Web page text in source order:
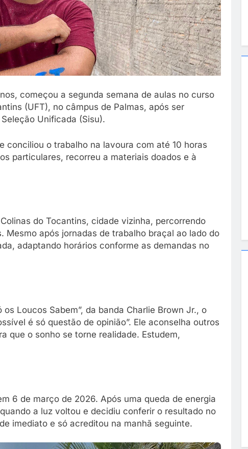
começou a segunda semana de aulas no curso
(UFT), no câmpus de Palmas, após ser
Unificada (Sisu).
conciliou o trabalho na lavoura com até 10 horas
particulares, recorreu a materiais doados e à
do Tocantins, cidade vizinha, percorrendo
após jornadas de trabalho braçal ao lado do
adaptando horários conforme as demandas no
Loucos Sabem”, da banda Charlie Brown Jr., o
é só questão de opinião”. Ele aconselha outros
que o sonho se torne realidade. Estudem,
6 de março de 2026. Após uma queda de energia
a luz voltou e decidiu conferir o resultado no
imediato e só acreditou na manhã seguinte.